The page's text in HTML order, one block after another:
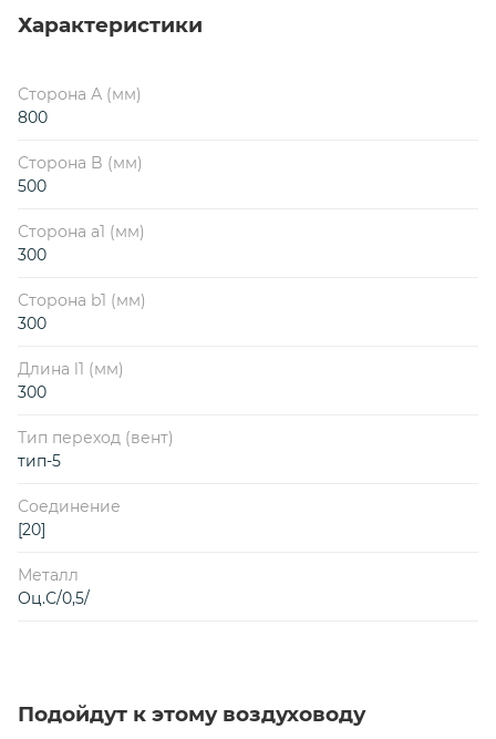
Характеристики
Сторона А (мм)
800
Сторона B (мм)
500
Сторона a1 (мм)
300
Сторона b1 (мм)
300
Длина l1 (мм)
300
Тип переход (вент)
тип-5
Соединение
[20]
Металл
Оц.С/0,5/
Подойдут к этому воздуховоду